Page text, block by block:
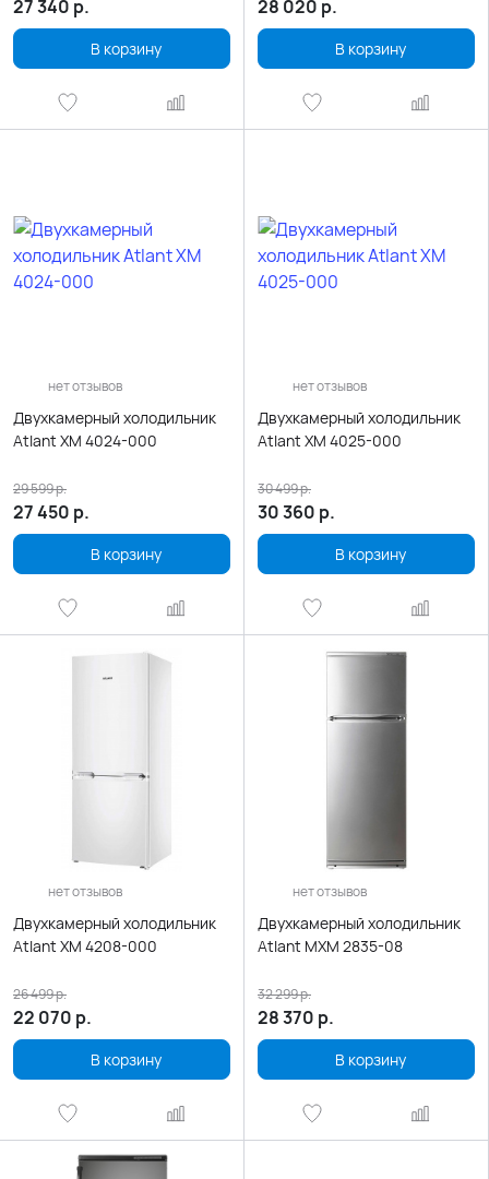
27 340 р.
В корзину
28 020 р.
В корзину
нет отзывов
Двухкамерный холодильник
Atlant ХМ 4024-000
27 450 р.
29 599р.
В корзину
нет отзывов
Двухкамерный холодильник
Atlant ХМ 4025-000
30 360 р.
30 499р.
В корзину
нет отзывов
Двухкамерный холодильник
Atlant ХМ 4208-000
22 070 р.
26 499р.
В корзину
нет отзывов
Двухкамерный холодильник
Atlant МХМ 2835-08
28 370 р.
32 299р.
В корзину